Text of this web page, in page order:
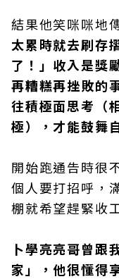
結果他笑咪咪地
太累時就去刷存
了！」收入是獎
再糟糕再挫敗的
往積極面思考（
極），才能鼓舞
開始跑通告時很
個人要打招呼，
棚就希望趕緊收
卜學亮亮哥曾跟
家」，他很懂得